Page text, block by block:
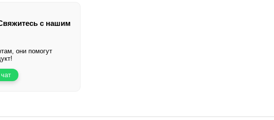
с нашим
они помогут